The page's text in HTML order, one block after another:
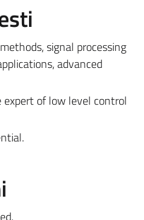
signal processing
advanced
of low level control